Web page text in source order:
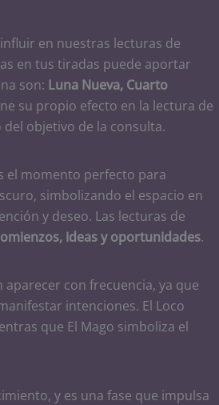
en nuestras lecturas de
en tus tiradas puede aportar
son: Luna Nueva, Cuarto
su propio efecto en la lectura de
objetivo de la consulta.
el momento perfecto para
simbolizando el espacio en
y deseo. Las lecturas de
ideas y oportunidades.
aparecer con frecuencia, ya que
intenciones. El Loco
que El Mago simboliza el
y es una fase que impulsa